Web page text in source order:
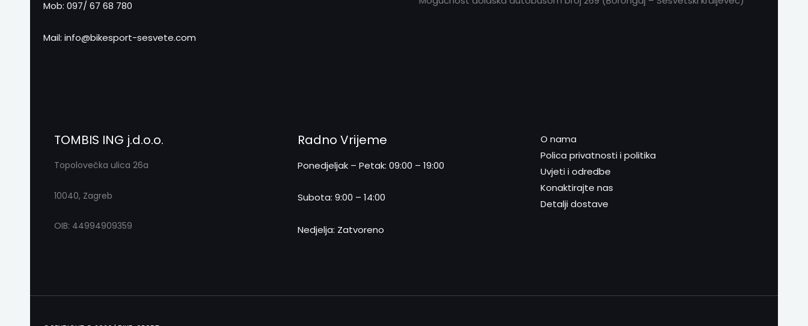
Mob: 097/ 67 68 780
Mail: info@bikesport-sesvete.com
TOMBIS ING j.d.o.o.
Topolovečka ulica 26a
10040, Zagreb
OIB: 44994909359
Radno Vrijeme
Ponedjeljak – Petak: 09:00 – 19:00
Subota: 9:00 – 14:00
Nedjelja: Zatvoreno
O nama
Polica privatnosti i politika
Uvjeti i odredbe
Konaktirajte nas
Detalji dostave